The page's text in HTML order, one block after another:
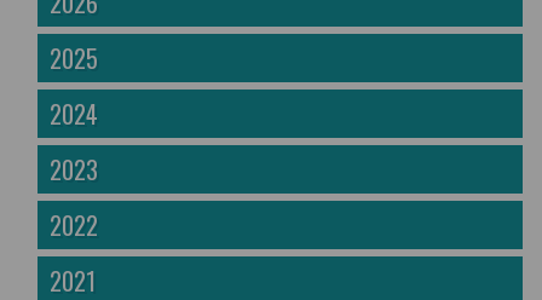
2025
2024
2023
2022
2021